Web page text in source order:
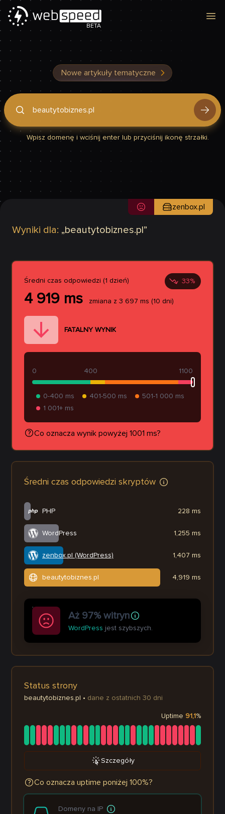
BETA
Nowe artykuły tematyczne
Podaj domenę, by sprawdzić, czy Twoja strona jest szybka
Wpisz domenę i wciśnij enter lub przyciśnij ikonę strzałki.
Wyniki dla: „beautytobiznes.pl ”
zenbox.pl
Średni czas odpowiedzi (1 dzień) 33%
4 919 ms zmiana z 3 697 ms (10 dni)
FATALNY WYNIK
400
0 1100
0-400 ms 401-500 ms
501-1 000 ms
1 001+ ms
Co oznacza wynik powyżej 1001 ms?
Średni czas odpowiedzi skryptów
PHP
WordPress
zenbox.pl (WordPress)
beautytobiznes.pl
228 ms
1,255 ms
1,407 ms
4,919 ms
Aż 97% witryn
WordPress jest szybszych.
Status strony
beautytobiznes.pl • dane z ostatnich 30 dni
Uptime 91,1 %
Szczegóły
Co oznacza uptime poniżej 100%?
Domeny na IP